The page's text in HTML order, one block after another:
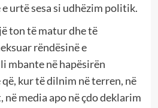
urtë sesa si udhëzim politik.
ton të matur dhe të
rëndësinë e
mbante në hapësirën
kur të dilnim në terren, në
media apo në çdo deklarim